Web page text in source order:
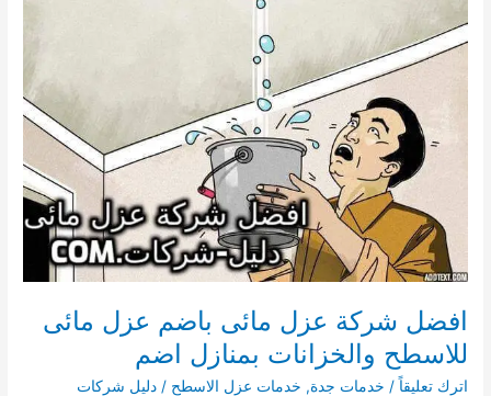
عزل
مائى
للاسطح
ميسان
افضل شركة عزل مائى باضم عزل مائى
للاسطح والخزانات بمنازل اضم
اترك تعليقاً / خدمات جدة, خدمات عزل الاسطح /دليل شركات